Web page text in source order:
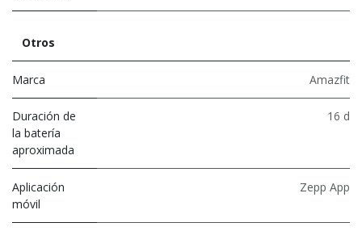
Otros
Marca Amazfit
Duración de
la batería
aproximada
16 d
Aplicación
móvil
Zepp App